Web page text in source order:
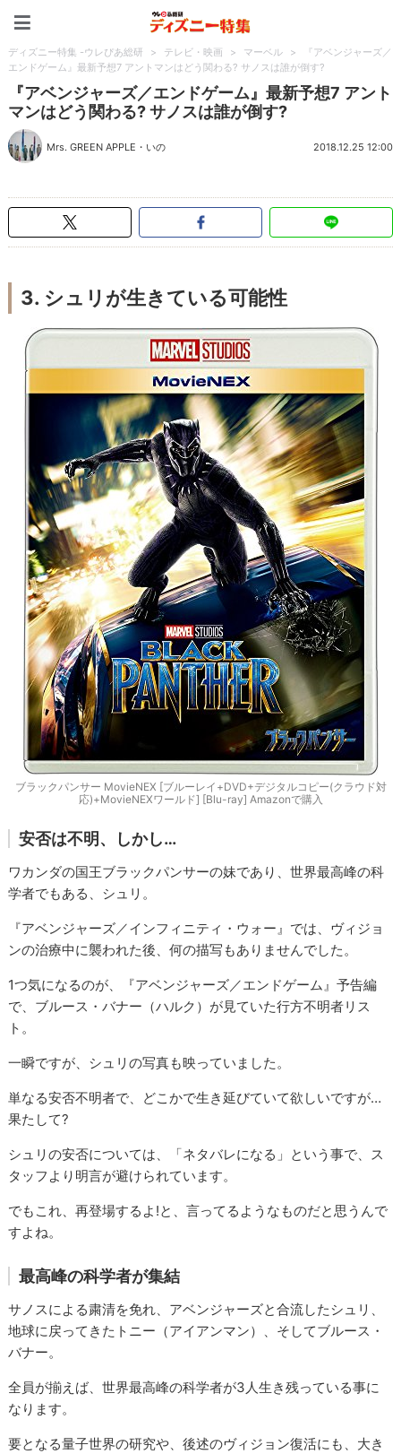
ディズニー特集 -ウレぴあ総研 > テレビ・映画 > マーベル >
『アベンジャーズ／
エンドゲーム』最新予想7 アントマンはどう関わる? サノスは誰が倒す?
『アベンジャーズ／エンドゲーム』最新予想7 アント
マンはどう関わる? サノスは誰が倒す?
Mrs. GREEN APPLE ・ いの 2018.12.25 12:00
3. シュリが生きている可能性
ブラックパンサー MovieNEX [ブルーレイ+DVD+デジタルコピー(クラウド対
応)+MovieNEXワールド] [Blu-ray] Amazonで購入
安否は不明、しかし…
ワカンダの国王ブラックパンサーの妹であり、世界最高峰の科
学者でもある、シュリ。
『アベンジャーズ／インフィニティ・ウォー』では、ヴィジョ
ンの治療中に襲われた後、何の描写もありませんでした。
1つ気になるのが、『アベンジャーズ／エンドゲーム』予告編
で、ブルース・バナー（ハルク）が見ていた行方不明者リス
ト。
一瞬ですが、シュリの写真も映っていました。
単なる安否不明者で、どこかで生き延びていて欲しいですが…
果たして?
シュリの安否については、「ネタバレになる」という事で、ス
タッフより明言が避けられています。
でもこれ、再登場するよ!と、言ってるようなものだと思うんで
すよね。
最高峰の科学者が集結
サノスによる粛清を免れ、アベンジャーズと合流したシュリ、
地球に戻ってきたトニー（アイアンマン）、そしてブルース・
バナー。
全員が揃えば、世界最高峰の科学者が3人生き残っている事に
なります。
要となる量子世界の研究や、後述のヴィジョン復活にも、大き